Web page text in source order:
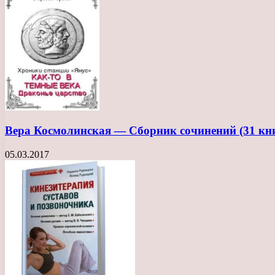
Вера Космолинская — Сборник сочинений (31
05.03.2017